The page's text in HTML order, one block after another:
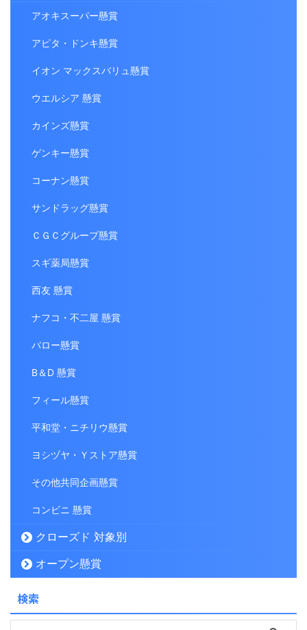
アオキスーパー懸賞
アピタ・ドンキ懸賞
イオン マックスバリュ懸賞
ウエルシア 懸賞
カインズ懸賞
ゲンキー懸賞
コーナン懸賞
サンドラッグ懸賞
ＣＧＣグループ懸賞
スギ薬局懸賞
西友 懸賞
ナフコ・不二屋 懸賞
バロー懸賞
B＆D 懸賞
フィール懸賞
平和堂・ニチリウ懸賞
ヨシヅヤ・Ｙストア懸賞
その他共同企画懸賞
コンビニ 懸賞
クローズド 対象別
オープン懸賞
検索